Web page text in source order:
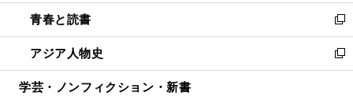
ウ
で
開
く
ン
ド
ウ
で
開
ウ
ィ
ン
ド
ウ
し
い
ウ
ィ
ン
青春と読書
新
し
い
ウ
アジア人物史
新
し
学芸・ノンフィクション・新書